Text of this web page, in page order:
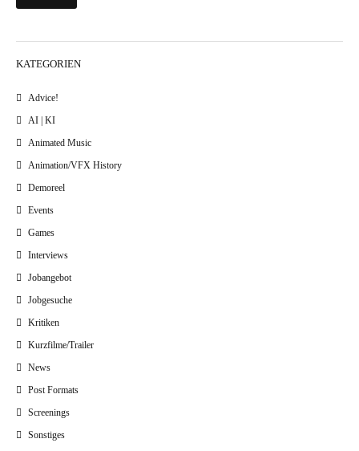
KATEGORIEN
Advice!
AI | KI
Animated Music
Animation/VFX History
Demoreel
Events
Games
Interviews
Jobangebot
Jobgesuche
Kritiken
Kurzfilme/Trailer
News
Post Formats
Screenings
Sonstiges